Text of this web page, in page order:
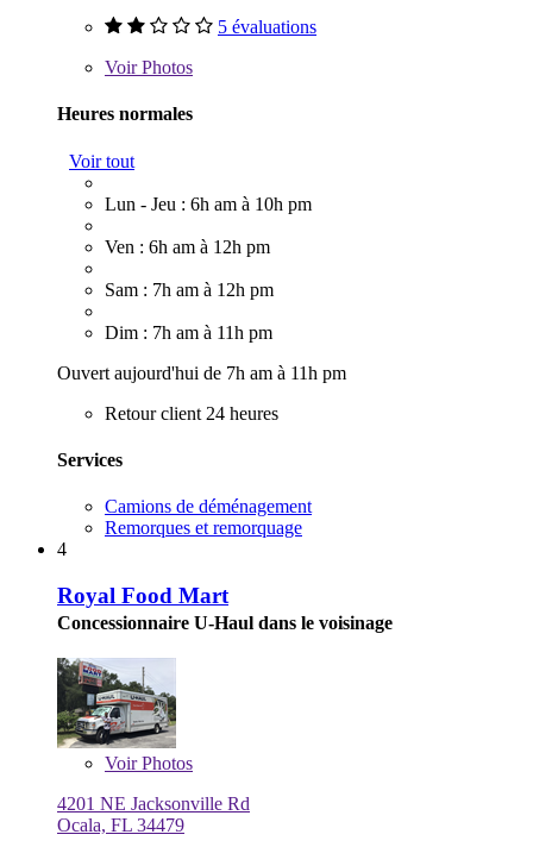
5 évaluations
VoirPhotos
Heures normales
Voir tout
Lun - Jeu : 6h am à 10h pm
Ven : 6h am à 12h pm
Sam : 7h am à 12h pm
Dim : 7h am à 11h pm
Ouvert aujourd'hui de 7h am à 11h pm
Retour client 24 heures
Services
Camions de déménagement
Remorques et remorquage
4
Royal Food Mart
Concessionnaire U-Haul dans le voisinage
VoirPhotos
4201 NE Jacksonville Rd
Ocala, FL 34479